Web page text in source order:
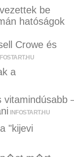
be
hatóságok
Crowe és
a
vitamindúsabb
INFOSTART.HU
"kijevi